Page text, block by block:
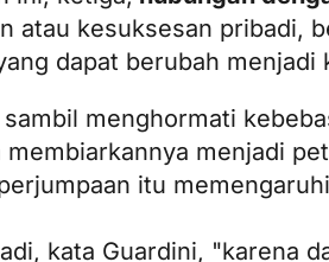
atau kesuksesan pribadi,
dapat berubah
menghormati
membiarkannya menjadi
itu memengaruhi
kata Guardini, "karena